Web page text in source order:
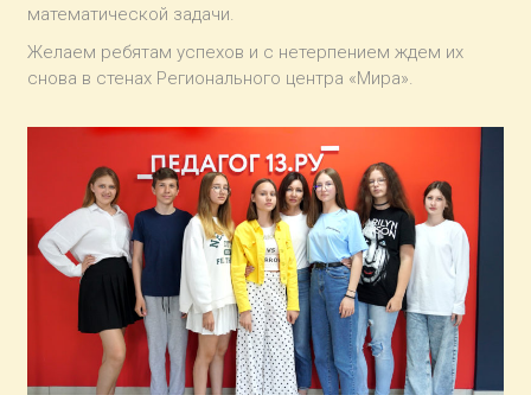
математической задачи.
Желаем ребятам успехов и с нетерпением ждем их
снова в стенах Регионального центра «Мира».